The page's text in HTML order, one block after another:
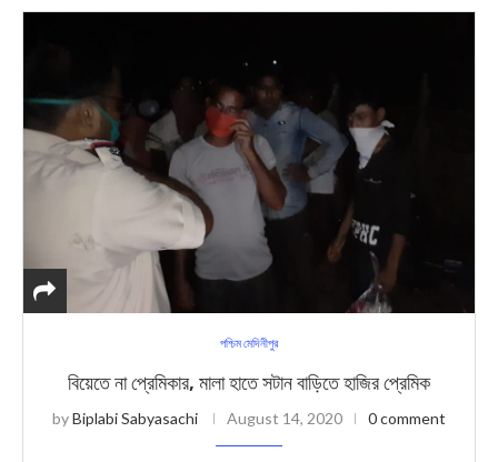
পশ্চিম মেদিনীপুর
বিয়েতে না প্রেমিকার, মালা হাতে সটান বাড়িতে হাজির প্রেমিক
byBiplabi Sabyasachi August 14, 2020 0 comment